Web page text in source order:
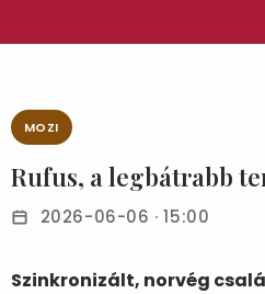
MOZI
Rufus, a legbátrabb
2026-06-06 · 15:00
Szinkronizált, norvég